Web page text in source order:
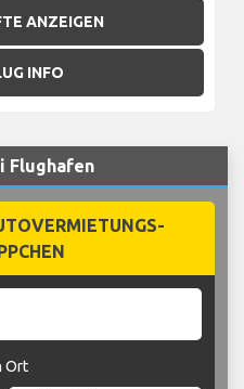
ANZEIGEN
INFO
Flughafen
Ort